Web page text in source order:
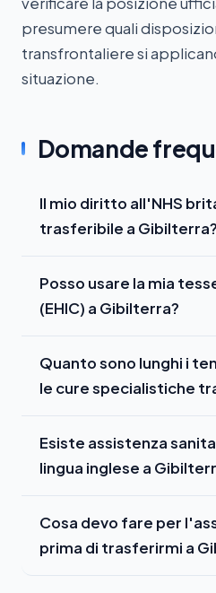
presumere quali
transfrontaliere si
situazione.
Domande
Il mio diritto all'NHS
trasferibile a Gibilterra?
Posso usare la mia
(EHIC) a Gibilterra?
Quanto sono lunghi i
le cure specialistiche
Esiste assistenza
lingua inglese a
Cosa devo fare per
prima di trasferirmi a